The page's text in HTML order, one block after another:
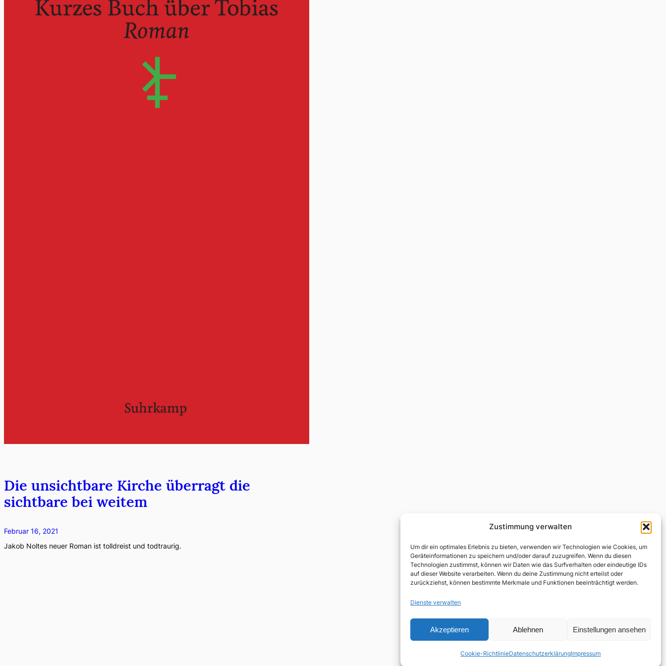
Zustimmung verwalten
Um dir ein optimales Erlebnis zu bieten, verwenden wir Technologien wie Cookies, um
Geräteinformationen zu speichern und/oder darauf zuzugreifen. Wenn du diesen
Technologien zustimmst, können wir Daten wie das Surfverhalten oder eindeutige IDs
auf dieser Website verarbeiten. Wenn du deine Zustimmung nicht erteilst oder
zurückziehst, können bestimmte Merkmale und Funktionen beeinträchtigt werden.
Dienste verwalten
Akzeptieren Ablehnen Einstellungen ansehen
Cookie-RichtlinieDatenschutzerklärungImpressum
Die unsichtbare Kirche überragt die
sichtbare bei weitem
Februar 16, 2021
Jakob Noltes neuer Roman ist tolldreist und todtraurig.